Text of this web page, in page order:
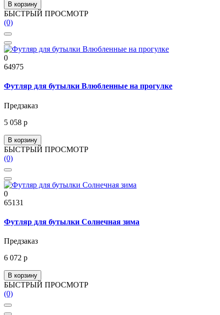
В корзину
БЫСТРЫЙ ПРОСМОТР
(0)
0
64975
Футляр для бутылки Влюбленные на прогулке
Предзаказ
5 058 р
В корзину
БЫСТРЫЙ ПРОСМОТР
(0)
0
65131
Футляр для бутылки Солнечная зима
Предзаказ
6 072 р
В корзину
БЫСТРЫЙ ПРОСМОТР
(0)